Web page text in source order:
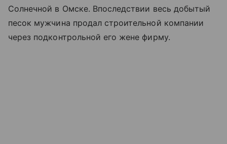
Солнечной в Омске. Впоследствии весь добытый
песок мужчина продал строительной компании
через подконтрольной его жене фирму.